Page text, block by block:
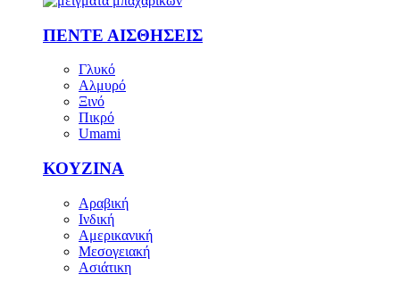
ΠΕΝΤΕ ΑΙΣΘΗΣΕΙΣ
Γλυκό
Αλμυρό
Ξινό
Πικρό
Umami
ΚΟΥΖΙΝΑ
Αραβική
Ινδική
Αμερικανική
Μεσογειακή
Ασιάτικη